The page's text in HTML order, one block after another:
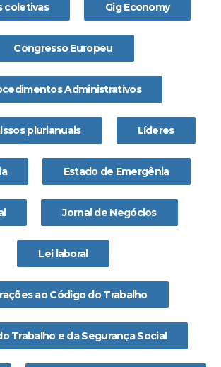
coletivas Gig Economy
Congresso Europeu
Administrativos
plurianuais Líderes
Estado de Emergênia
Jornal de Negócios
Lei laboral
ao Código do Trabalho
Trabalho e da Segurança Social